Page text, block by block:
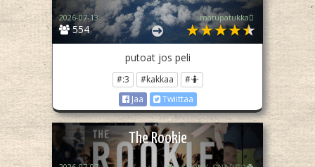
554
2026-07-13 matupatukka🫪
putoat jos peli
#:3 #kakkaa
#🤷
Jaa
Twiittaa
The Rookie